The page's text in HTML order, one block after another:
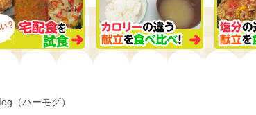
（ハーモグ）